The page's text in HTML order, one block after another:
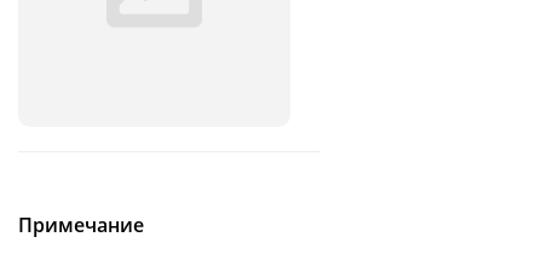
Примечание